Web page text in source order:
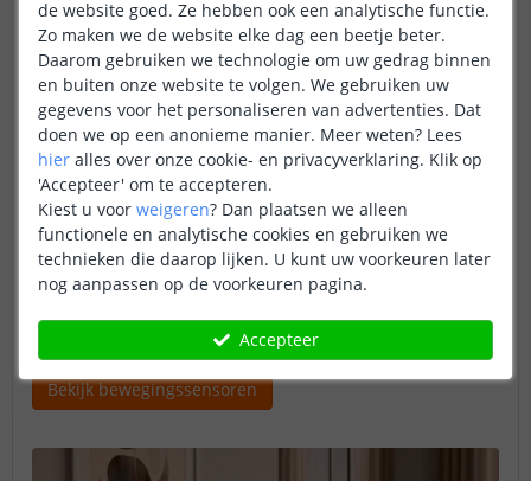
bezoekers zich sneller bekeken voelen en hun plannen
heroverwegen. Deze vorm van slimme beveiliging
combineert het beste van twee werelden: je ontvangt zelf
een melding én jouw woning reageert actief op de
situatie.
Geschikte producten
Bewegingssensoren
Slimme lampenenspotjes
Slimme sirene
Slimme schakelaarsof stekkers
Bekijk bewegingssensoren
de website goed. Ze hebben ook een analytische functie.
Zo maken we de website elke dag een beetje beter.
Daarom gebruiken we technologie om uw gedrag binnen
en buiten onze website te volgen. We gebruiken uw
gegevens voor het personaliseren van advertenties. Dat
doen we op een anonieme manier. Meer weten? Lees
hier alles over onze cookie- en privacyverklaring. Klik op
'Accepteer' om te accepteren.
Kiest u voor weigeren? Dan plaatsen we alleen
functionele en analytische cookies en gebruiken we
technieken die daarop lijken. U kunt uw voorkeuren later
nog aanpassen op de voorkeuren pagina.
Accepteer